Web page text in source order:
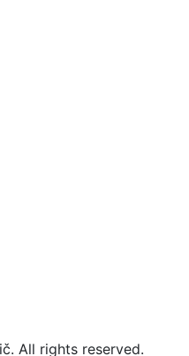
All rights reserved.